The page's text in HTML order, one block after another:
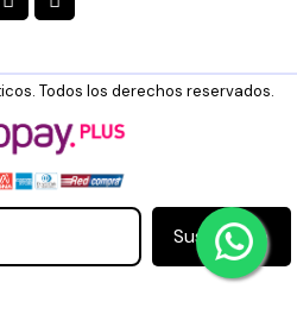
Todos los derechos reservados.
Suscribirse